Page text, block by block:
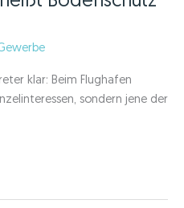
klar: Beim Flughafen
sondern jene der